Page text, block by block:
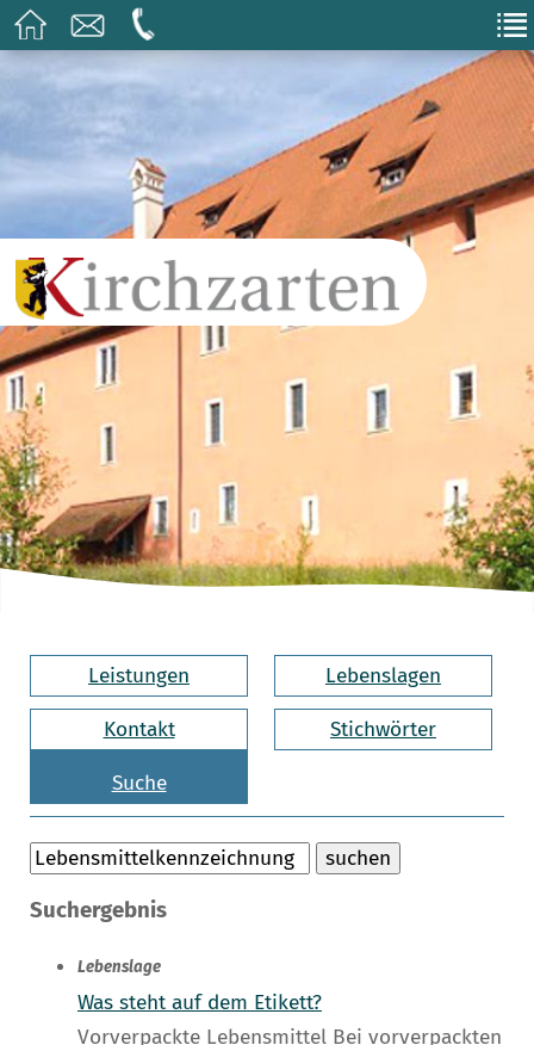
Leistungen Lebenslagen
Kontakt Stichwörter
Suche
Suchergebnis
Lebenslage
Was steht auf dem Etikett?
Vorverpackte Lebensmittel Bei vorverpackten